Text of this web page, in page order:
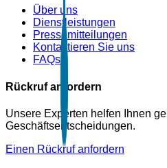
Über uns
Dienstleistungen
Pressemitteilungen
Kontaktieren Sie uns
FAQs
Rückruf anfordern
Unsere Experten helfen Ihnen
Geschäftsentscheidungen.
Einen Rückruf anfordern